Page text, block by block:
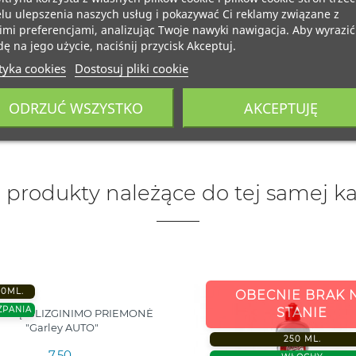
produkty należące do tej samej
BLIZGINIMO PRIEMONĖ
"Garley AUTO"
OBECNIE BRAK
STANIE
250 ML.
ulepszenia naszych usług i pokazywać Ci reklamy związane z
preferencjami, analizując Twoje nawyki nawigacja. Aby wyrazić
na jego użycie, naciśnij przycisk Akceptuj.
cookies Dostosuj pliki cookie
ODRZUĆ WSZYSTKO AKCEPTUJĘ